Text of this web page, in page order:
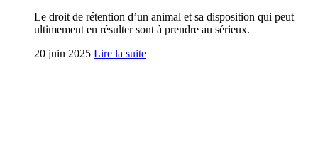
Le droit de rétention d’un animal et sa disposition qui peut
ultimement en résulter sont à prendre au sérieux.
20 juin 2025 Lire la suite